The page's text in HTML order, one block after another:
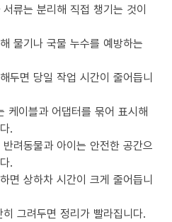
류는 분리해 직접 챙기는 것이
물기나 국물 누수를 예방하는
두면 당일 작업 시간이 줄어듭니
케이블과 어댑터를 묶어 표시해
.
려동물과 아이는 안전한 공간으
.
면 상하차 시간이 크게 줄어듭니
그려두면 정리가 빨라집니다.